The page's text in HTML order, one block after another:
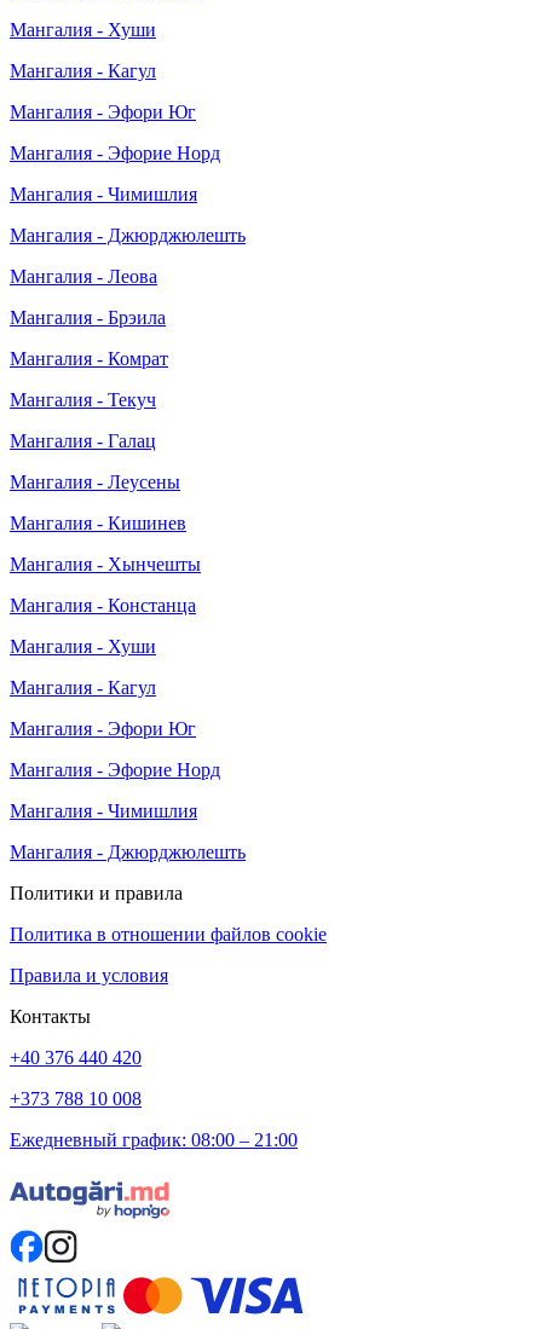
Мангалия - Хуши
Мангалия - Кагул
Мангалия - Эфори Юг
Мангалия - Эфорие Норд
Мангалия - Чимишлия
Мангалия - Джюрджюлешть
Мангалия - Леова
Мангалия - Брэила
Мангалия - Комрат
Мангалия - Текуч
Мангалия - Галац
Мангалия - Леусены
Мангалия - Кишинев
Мангалия - Хынчешты
Мангалия - Констанца
Мангалия - Хуши
Мангалия - Кагул
Мангалия - Эфори Юг
Мангалия - Эфорие Норд
Мангалия - Чимишлия
Мангалия - Джюрджюлешть
Политики и правила
Политика в отношении файлов cookie
Правила и условия
Контакты
+40 376 440 420
+373 788 10 008
Ежедневный график: 08:00 – 21:00